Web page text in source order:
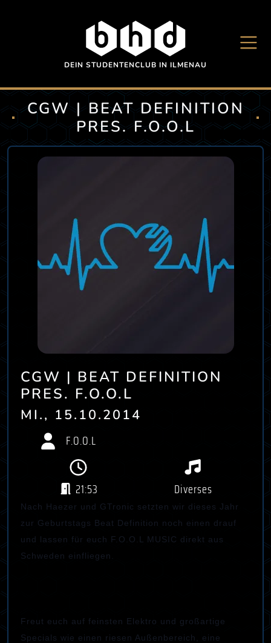
DEIN STUDENTENCLUB IN ILMENAU
CGW | BEAT DEFINITION
PRES. F.O.O.L
CGW | BEAT DEFINITION
PRES. F.O.O.L
MI., 15.10.2014
F.O.O.L
21:53 Diverses
Nach Haezer und GTronic setzten wir dieses Jahr
zur Geburtstags Beat Definition noch einen drauf
und lassen für euch F.O.O.L MUSIC direkt aus
Schweden einfliegen.
Freut euch auf feinsten Elektro und großartige
Specials wie einen riesen Außenbereich, eine